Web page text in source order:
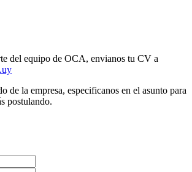
del equipo de OCA, envianos tu CV a
de la empresa, especificanos en el asunto para
postulando.